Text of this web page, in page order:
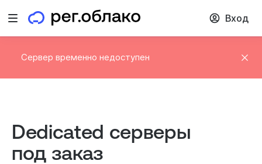
Открыть меню Вход
Сервер временно недоступен
Dedicated серверы
под заказ